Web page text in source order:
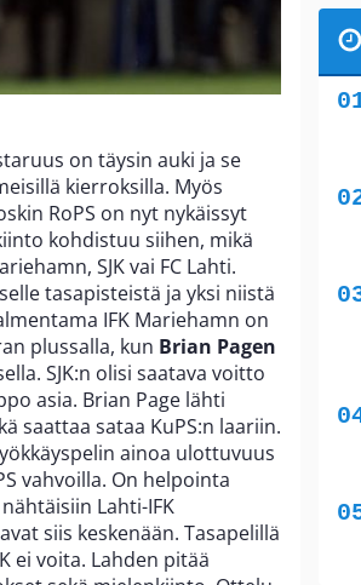
on täysin auki ja se
kierroksilla. Myös
RoPS on nyt nykäissyt
kohdistuu siihen, mikä
SJK vai FC Lahti.
tasapisteistä ja yksi niistä
IFK Mariehamn on
plussalla, kun Brian Pagen
SJK:n olisi saatava voitto
asia. Brian Page lähti
saattaa sataa KuPS:n laariin.
ainoa ulottuvuus
vahvoilla. On helpointa
Lahti-IFK
siis keskenään. Tasapelillä
ei voita. Lahden pitää